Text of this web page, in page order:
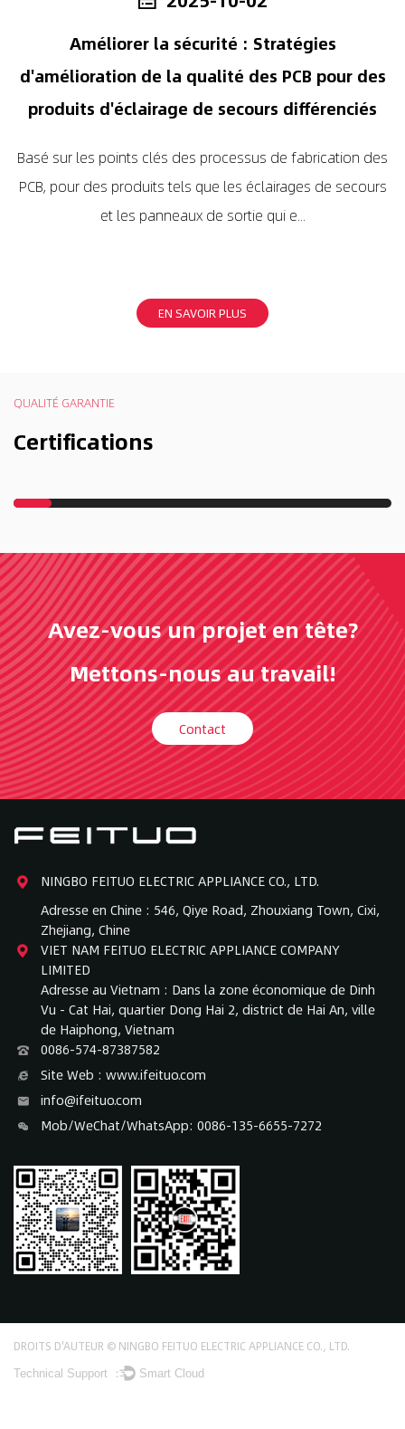
Améliorer la sécurité : Stratégies
d'amélioration de la qualité des PCB pour des
produits d'éclairage de secours différenciés
Basé sur les points clés des processus de fabrication des
PCB, pour des produits tels que les éclairages de secours
et les panneaux de sortie qui e...
EN SAVOIR PLUS
QUALITÉ GARANTIE
Certifications
Avez-vous un projet en tête?
Mettons-nous au travail!
Contact
NINGBO FEITUO ELECTRIC APPLIANCE CO., LTD.
Adresse en Chine : 546, Qiye Road, Zhouxiang Town, Cixi,
Zhejiang, Chine
VIET NAM FEITUO ELECTRIC APPLIANCE COMPANY
LIMITED
Adresse au Vietnam : Dans la zone économique de Dinh
Vu - Cat Hai, quartier Dong Hai 2, district de Hai An, ville
de Haiphong, Vietnam
0086-574-87387582
Site Web : www.ifeituo.com
info@ifeituo.com
Mob/WeChat/WhatsApp: 0086-135-6655-7272
DROITS D'AUTEUR © NINGBO FEITUO ELECTRIC APPLIANCE CO., LTD.
Technical Support ： Smart Cloud